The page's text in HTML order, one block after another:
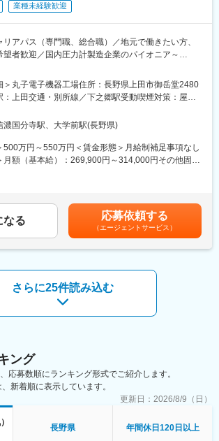
として工場内外、社内外の折衝
はのポイント！】
の広さ
ラスの実績で全国から車が集まるため、バイクと大
は全て対応可能性があります。
と快適な作業環境
房やスポットクーラーを完備し、作業スペースも車
ある工場運営
体がお客様・陸運局・世の中や市場といった全方面
る状態を目指しています。
30代～40代後半中心に活躍中。9割が中途入社です。
古車販売実績共に業界トップクラスの会社です。
業種未経験歓迎
リアパス（専門職、総合職）／地元で働きたい方、
望者歓迎／国内圧力計製造企業のパイオニア～
部にて圧力計測機器のコアとなる素子の設計・改
します。要件定義～構想設計～基本設計～部品設
～評価～量産後の対応まで一貫してご対応いただき
で業務をキャッチアップしたり新分野は講習会を
望や適性により総合職か専門職のどちらかのコース
ためマネジメントに進むことも技術を極めることも
。
ンサ素子の構造設計、改良（薄膜・MEMSプロセス
善含む）
作、試作品の検証評価試験
まつわる工場内や外部サプライヤとの折衝、情報収
Modeling, SOLIDWORKS
術課には11名（20代２名、30代５名、40台2名、50
があり相手との関係性構築力を持って活躍する社員
＞丸子電子機器工場住所：長野県上田市御岳堂2480
上田交通・別所線／下之郷駅受動喫煙対策：屋内
あり変更の範囲：会社の定める事業所
濃国分寺駅、大学前駅(長野県)
500万円～550万円＜賃金形態＞月給制補足事項なし
月額（基本給）：269,900円～314,000円その他固定
通じて上下する可能性があります。月給(月額)は固定
表記です。
なる 応募依頼する
（エージェントサービス）
さらに25件読み込む
ング
応募数順にランキング形式でご紹介します。
新着順に表示しています。
更新日： 2026/8/9（日）
長野県 年間休日120日以上